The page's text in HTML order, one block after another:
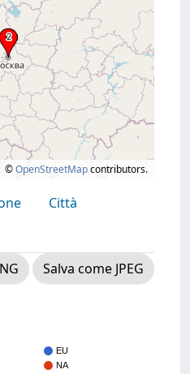
©OpenStreetMapcontributors.
Città
Salva come JPEG
EU
NA